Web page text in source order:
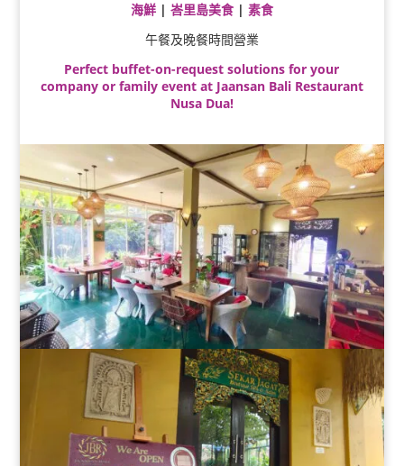
海鮮| 峇里島美食 | 素食
午餐及晚餐時間營業
Perfect buffet-on-request solutions for your
company or family event at Jaansan Bali Restaurant
Nusa Dua!